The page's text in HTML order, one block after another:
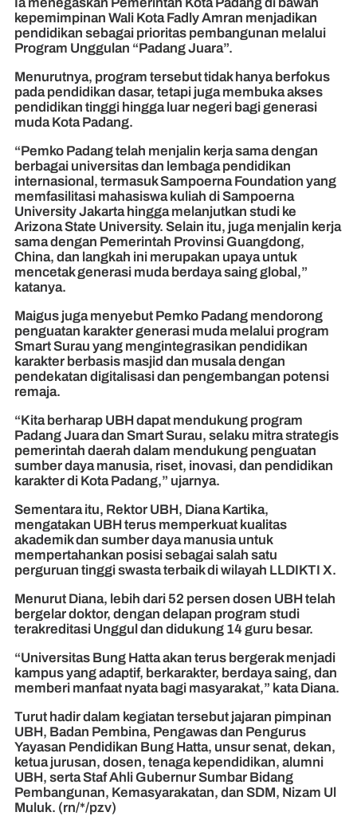
kepemimpinan Wali Kota Fadly Amran menjadikan
pendidikan sebagai prioritas pembangunan melalui
Program Unggulan “Padang Juara”.
Menurutnya, program tersebut tidak hanya berfokus
pada pendidikan dasar, tetapi juga membuka akses
pendidikan tinggi hingga luar negeri bagi generasi
muda Kota Padang.
“Pemko Padang telah menjalin kerja sama dengan
berbagai universitas dan lembaga pendidikan
internasional, termasuk Sampoerna Foundation yang
memfasilitasi mahasiswa kuliah di Sampoerna
University Jakarta hingga melanjutkan studi ke
Arizona State University. Selain itu, juga menjalin kerja
sama dengan Pemerintah Provinsi Guangdong,
China, dan langkah ini merupakan upaya untuk
mencetak generasi muda berdaya saing global,”
katanya.
Maigus juga menyebut Pemko Padang mendorong
penguatan karakter generasi muda melalui program
Smart Surau yang mengintegrasikan pendidikan
karakter berbasis masjid dan musala dengan
pendekatan digitalisasi dan pengembangan potensi
remaja.
“Kita berharap UBH dapat mendukung program
Padang Juara dan Smart Surau, selaku mitra strategis
pemerintah daerah dalam mendukung penguatan
sumber daya manusia, riset, inovasi, dan pendidikan
karakter di Kota Padang,” ujarnya.
Sementara itu, Rektor UBH, Diana Kartika,
mengatakan UBH terus memperkuat kualitas
akademik dan sumber daya manusia untuk
mempertahankan posisi sebagai salah satu
perguruan tinggi swasta terbaik di wilayah LLDIKTI X.
Menurut Diana, lebih dari 52 persen dosen UBH telah
bergelar doktor, dengan delapan program studi
terakreditasi Unggul dan didukung 14 guru besar.
“Universitas Bung Hatta akan terus bergerak menjadi
kampus yang adaptif, berkarakter, berdaya saing, dan
memberi manfaat nyata bagi masyarakat,” kata Diana.
Turut hadir dalam kegiatan tersebut jajaran pimpinan
UBH, Badan Pembina, Pengawas dan Pengurus
Yayasan Pendidikan Bung Hatta, unsur senat, dekan,
ketua jurusan, dosen, tenaga kependidikan, alumni
UBH, serta Staf Ahli Gubernur Sumbar Bidang
Pembangunan, Kemasyarakatan, dan SDM, Nizam Ul
Muluk. (rn/*/pzv)